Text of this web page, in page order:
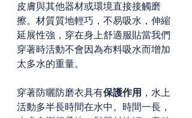
皮膚與其他器材或環境直接接觸磨
擦。材質質地輕巧，不易吸水，伸縮
延展性強，穿在身上舒適服貼當我們
穿著時活動不會因為布料吸水而增加
太多水的重量。
穿著防曬防磨衣具有保護作用 ，水上
活動多半長時間在水中。時間一長，